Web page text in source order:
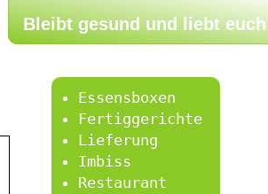
Bleibt gesund und liebt euch
Essensboxen
Fertiggerichte
Lieferung
Imbiss
Restaurant